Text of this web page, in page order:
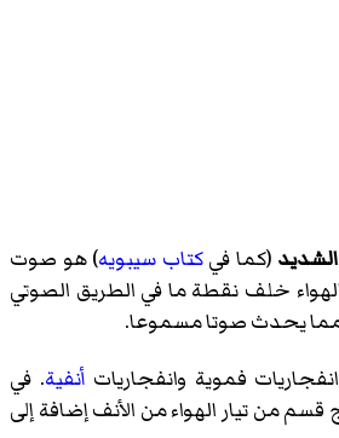
الشديد (كما فيكتاب سيبويه) هو صوت
خلف نقطة ما في الطريق الصوتي
يحدث صوتا مسموعا.
فموية وانفجاريات أنفية. في
قسم من تيار الهواء من الأنف إضافة إلى